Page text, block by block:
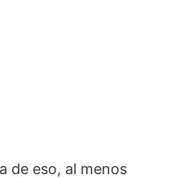
de eso, al menos